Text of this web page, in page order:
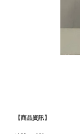
【商品資訊】